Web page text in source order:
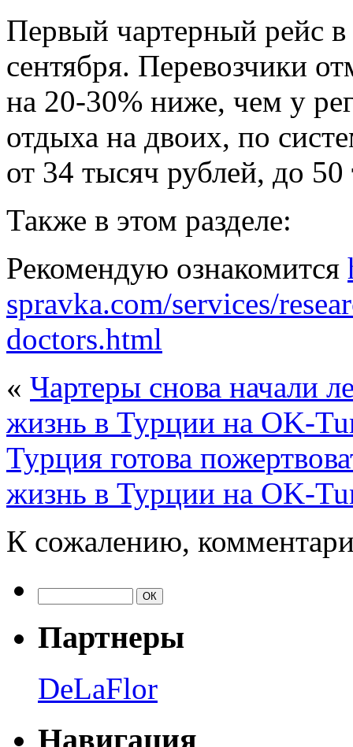
Первый чартерный рейс
сентября. Перевозчики
на 20-30% ниже, чем у
отдыха на двоих, по
от 34 тысяч рублей, до
Также в этом разделе:
Рекомендую ознакомится
spravka.com/services/
doctors.html
« Чартеры снова начали
жизнь в Турции на OK-
Турция готова
жизнь в Турции на OK-
К сожалению,
Партнеры
DeLaFlor
Навигация